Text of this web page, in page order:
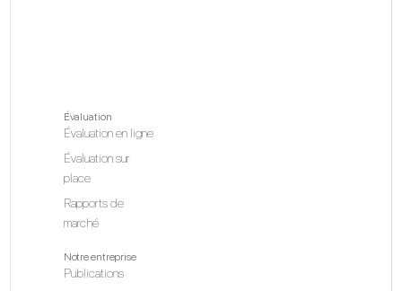
Évaluation
Évaluation en ligne
Évaluation sur
place
Rapports de
marché
Notre entreprise
Publications